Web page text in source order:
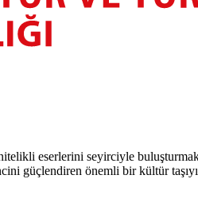
eserlerini seyirciyle buluşturmak
güçlendiren önemli bir kültür